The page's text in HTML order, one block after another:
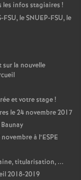
infos stagiaires !
-FSU, leSNUEP-FSU, le
la nouvelle
et votre stage!
le 24 novembre 2017
à l’ESPE
titularisation, ...
2018-2019